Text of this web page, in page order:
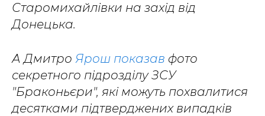
Старомихайлівки на захід від
Донецька.
А Дмитро Ярош показав фото
секретного підрозділу ЗСУ
"Браконьєри", які можуть похвалитися
десятками підтверджених випадків